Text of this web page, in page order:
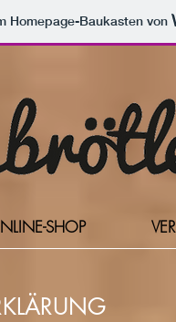
Homepage-Baukasten von
SHOP